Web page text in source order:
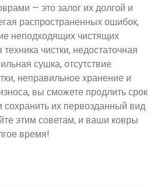
— это залог их долгой и
распространенных ошибок,
неподходящих чистящих
чистки, недостаточная
сушка, отсутствие
неправильное хранение и
вы сможете продлить срок
их первозданный вид
этим советам, и ваши ковры
время!